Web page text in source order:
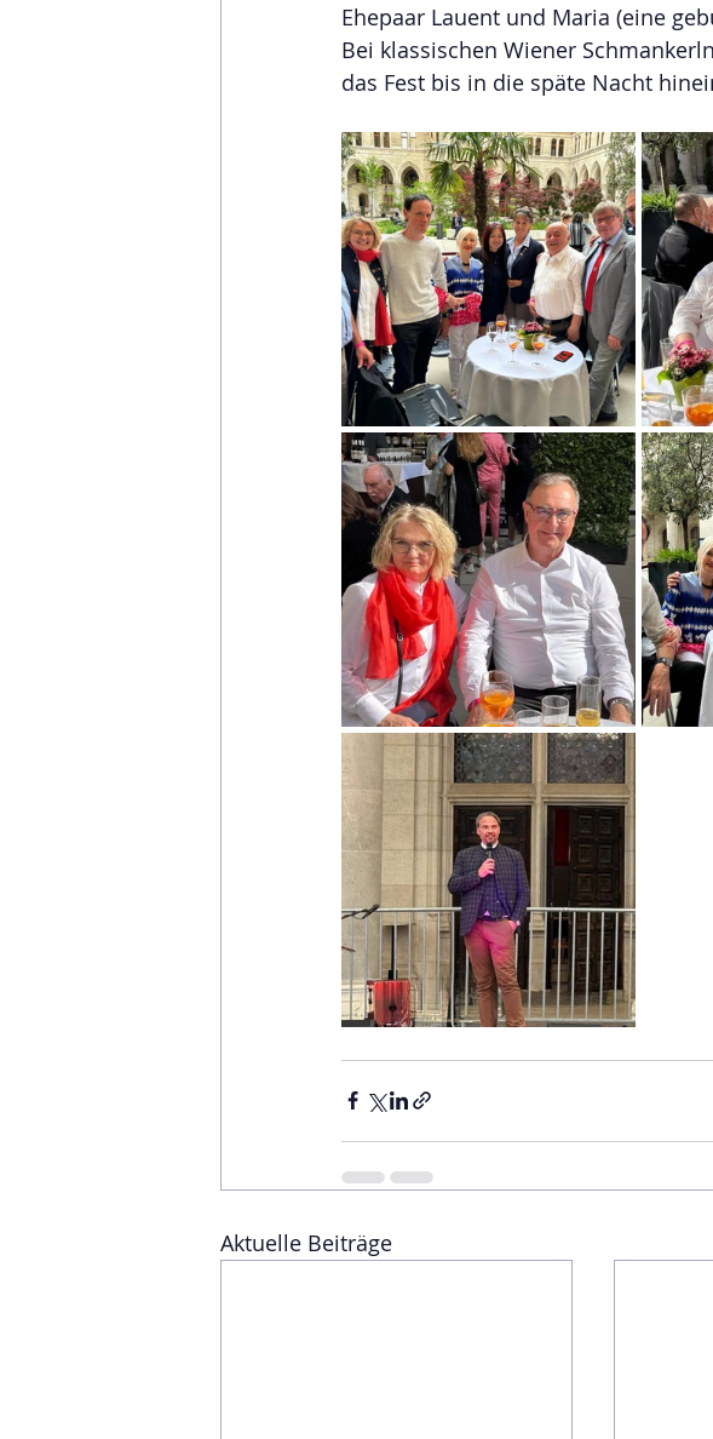
Ehepaar Lauent und Maria (eine
Bei klassischen Wiener
das Fest bis in die späte Nacht
Aktuelle Beiträge